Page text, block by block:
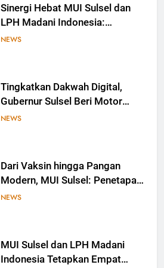
Sinergi Hebat MUI Sulsel dan
LPH Madani Indonesia:
Percepat Sertifikasi Halal, 4
NEWS
Tingkatkan Dakwah Digital,
Gubernur Sulsel Beri Motor
untuk Tim Media MUI Sulawesi
NEWS
Dari Vaksin hingga Pangan
Modern, MUI Sulsel: Penetapan
Halal Butuh Dalil dan Sains
NEWS
MUI Sulsel dan LPH Madani
Indonesia Tetapkan Empat